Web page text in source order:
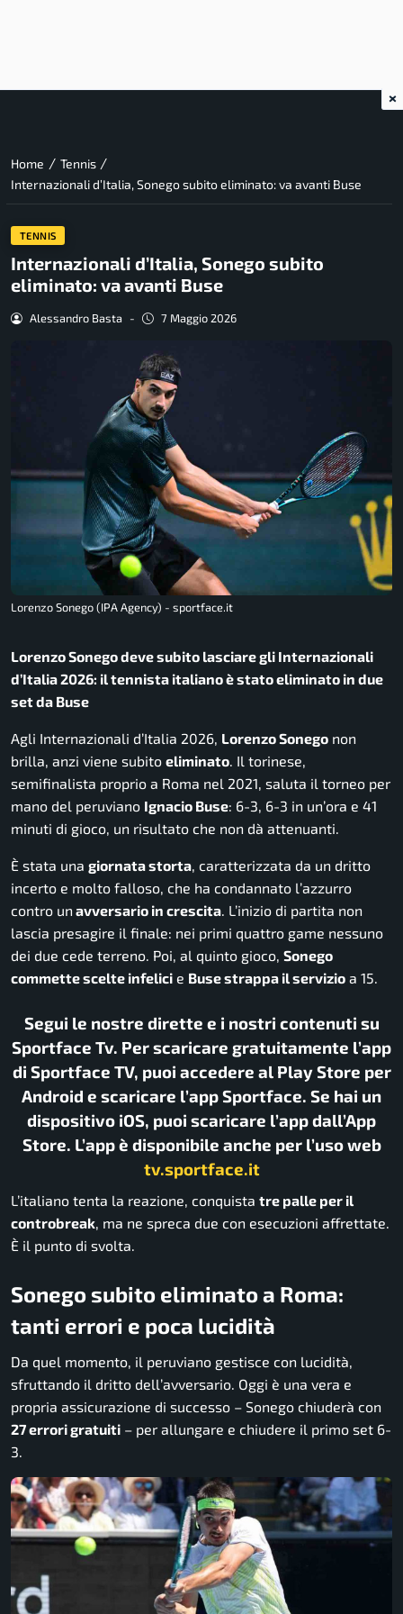
Home / Tennis /
Internazionali d’Italia, Sonego subito eliminato: va avanti Buse
TENNIS
Internazionali d’Italia, Sonego subito
eliminato: va avanti Buse
Alessandro Basta - 7 Maggio 2026
Lorenzo Sonego (IPA Agency) - sportface.it
Lorenzo Sonego deve subito lasciare gli Internazionali
d’Italia 2026: il tennista italiano è stato eliminato in due
set da Buse
Agli Internazionali d’Italia 2026, Lorenzo Sonego non
brilla, anzi viene subito eliminato. Il torinese,
semifinalista proprio a Roma nel 2021, saluta il torneo per
mano del peruviano Ignacio Buse: 6-3, 6-3 in un’ora e 41
minuti di gioco, un risultato che non dà attenuanti.
È stata una giornata storta, caratterizzata da un dritto
incerto e molto falloso, che ha condannato l’azzurro
contro un avversario in crescita. L’inizio di partita non
lascia presagire il finale: nei primi quattro game nessuno
dei due cede terreno. Poi, al quinto gioco, Sonego
commette scelte infelici e Buse strappa il servizio a 15.
Segui le nostre dirette e i nostri contenuti su
Sportface Tv. Per scaricare gratuitamente l’app
di Sportface TV, puoi accedere al Play Store per
Android e scaricare l’app Sportface. Se hai un
dispositivo iOS, puoi scaricare l’app dall’App
Store. L’app è disponibile anche per l’uso web
tv.sportface.it
L’italiano tenta la reazione, conquista tre palle per il
controbreak, ma ne spreca due con esecuzioni affrettate.
È il punto di svolta.
Sonego subito eliminato a Roma:
tanti errori e poca lucidità
Da quel momento, il peruviano gestisce con lucidità,
sfruttando il dritto dell’avversario. Oggi è una vera e
propria assicurazione di successo – Sonego chiuderà con
27 errori gratuiti – per allungare e chiudere il primo set 6-
3.
×